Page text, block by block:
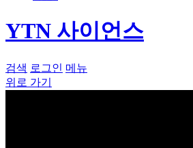
YTN 사이언스
검색 로그인 메뉴
위로 가기